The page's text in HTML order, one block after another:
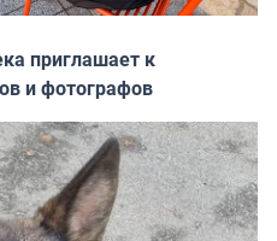
приглашает к
и фотографов